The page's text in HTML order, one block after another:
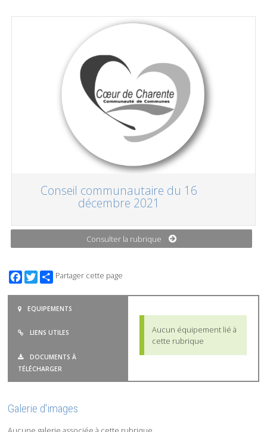
Conseil communautaire du 16
décembre 2021
Consulter la rubrique
Facebook
TwitterPartager cette page
EQUIPEMENTS
LIENS UTILES
DOCUMENTS À
TÉLÉCHARGER
Aucun équipement lié à
cette rubrique
Galerie d'images